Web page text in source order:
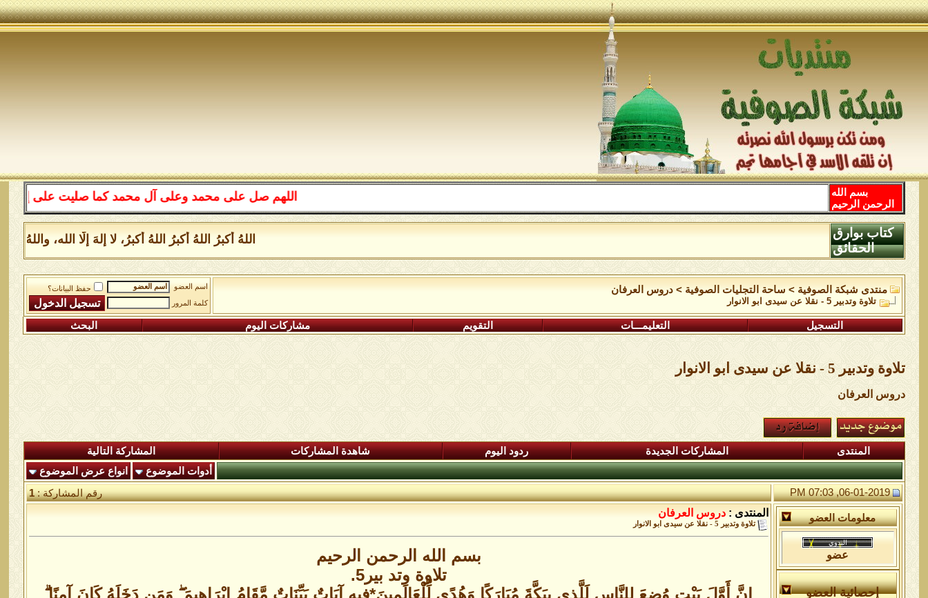
اللهم صل على محمد وعلى آل محمد كما صليت على إبراهيم
بسم الله
الرحمن الرحيم
اللهُ أكبرُ اللهُ أكبرُ اللهُ أكبرُ، لا إلهَ إلَّا الله، واللهُ
كتاب بوارق
الحقائق
منتدى شبكة الصوفية > ساحة التجليات الصوفية >دروس العرفان
تلاوة وتدبير 5 - نقلا عن سيدى ابو الانوار
اسم العضو
حفظ البيانات؟
كلمة المرور
التسجيل التعليمـــات التقويم مشاركات اليوم البحث
تلاوة وتدبير 5 - نقلا عن سيدى ابو الانوار
دروس العرفان
المنتدى المشاركات الجديدة ردود اليوم شاهدة المشاركات
المشاركة التالية
أدوات الموضوع
انواع عرض الموضوع
06-01-2019, 07:03 PM
رقم المشاركة :1
معلومات العضو
عضو
إحصائية العضو
المنتدى : دروس العرفان
تلاوة وتدبير 5 - نقلا عن سيدى ابو الانوار
بسم الله الرحمن الرحيم
تلاوة وتد بير5.